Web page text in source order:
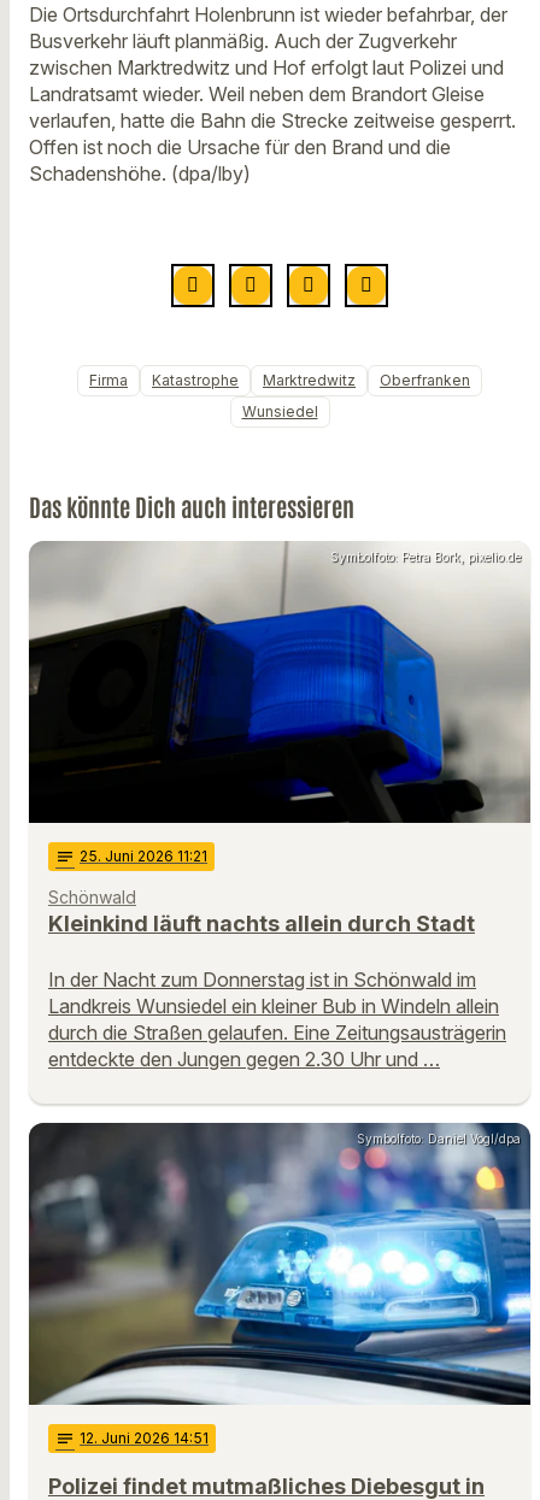
Die Ortsdurchfahrt Holenbrunn ist wieder befahrbar, der
Busverkehr läuft planmäßig. Auch der Zugverkehr
zwischen Marktredwitz und Hof erfolgt laut Polizei und
Landratsamt wieder. Weil neben dem Brandort Gleise
verlaufen, hatte die Bahn die Strecke zeitweise gesperrt.
Offen ist noch die Ursache für den Brand und die
Schadenshöhe. (dpa/lby)
Firma Katastrophe Marktredwitz
Oberfranken
Wunsiedel
Das könnte Dich auch interessieren
Symbolfoto: Petra Bork, pixelio.de
notes 25. Juni 2026 11:21
Schönwald
Kleinkind läuft nachts allein durch Stadt
In der Nacht zum Donnerstag ist in Schönwald im
Landkreis Wunsiedel ein kleiner Bub in Windeln allein
durch die Straßen gelaufen. Eine Zeitungsausträgerin
entdeckte den Jungen gegen 2.30 Uhr und …
Symbolfoto: Daniel Vogl/dpa
notes 12. Juni 2026 14:51
Polizei findet mutmaßliches Diebesgut in